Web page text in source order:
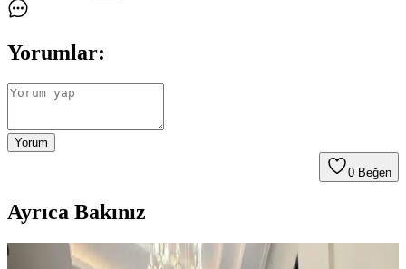
Yorumlar:
Yorum
0 Beğen
Ayrıca Bakınız